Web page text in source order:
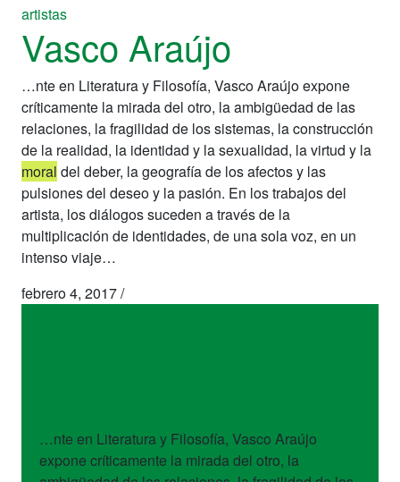
artistas
Vasco Araújo
…nte en Literatura y Filosofía, Vasco Araújo expone
críticamente la mirada del otro, la ambigüedad de las
relaciones, la fragilidad de los sistemas, la construcción
de la realidad, la identidad y la sexualidad, la virtud y la
moral del deber, la geografía de los afectos y las
pulsiones del deseo y la pasión. En los trabajos del
artista, los diálogos suceden a través de la
multiplicación de identidades, de una sola voz, en un
intenso viaje…
febrero 4, 2017/
…nte en Literatura y Filosofía, Vasco Araújo
expone críticamente la mirada del otro, la